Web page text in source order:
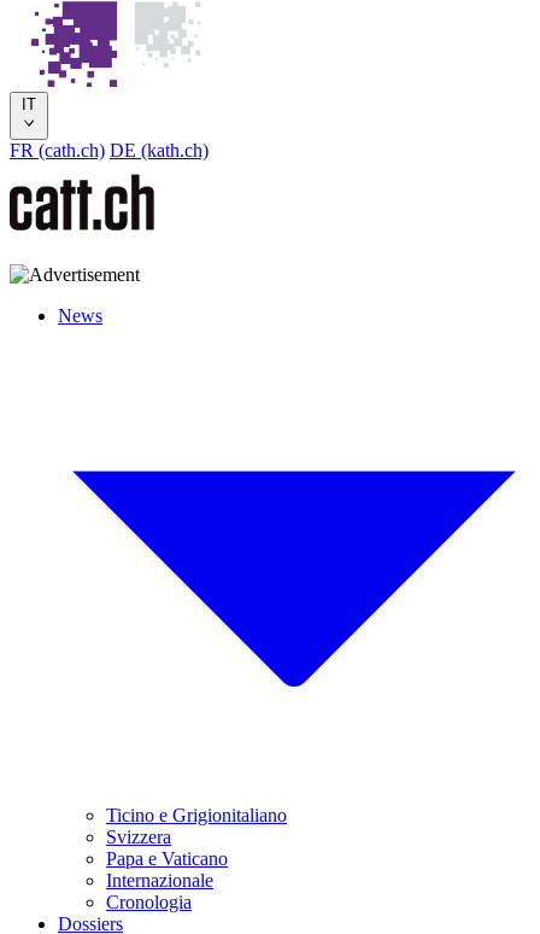
IT
FR (cath.ch) DE (kath.ch)
News
Ticino e Grigionitaliano
Svizzera
Papa e Vaticano
Internazionale
Cronologia
Dossiers